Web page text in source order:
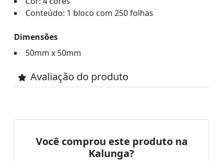
Conteúdo: 1 bloco com 250 folhas
Dimensões
50mm x 50mm
Avaliação do produto
Você comprou este produto na
Kalunga?